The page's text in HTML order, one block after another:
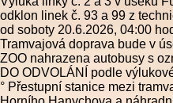
odklon linek č. 93 a 99 z
od soboty 20.6.2026, 04:00
Tramvajová doprava bude v
ZOO nahrazena autobusy s
DO ODVOLÁNÍ podle
° Přestupní stanice mezi